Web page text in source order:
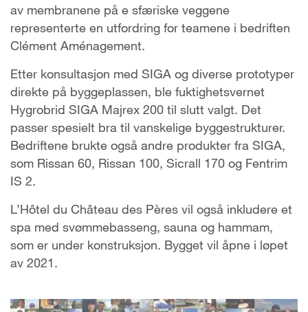
av membranene på e sfæriske veggene
representerte en utfordring for teamene i bedriften
Clément Aménagement.
Etter konsultasjon med SIGA og diverse prototyper
direkte på byggeplassen, ble fuktighetsvernet
Hygrobrid SIGA Majrex 200 til slutt valgt. Det
passer spesielt bra til vanskelige byggestrukturer.
Bedriftene brukte også andre produkter fra SIGA,
som Rissan 60, Rissan 100, Sicrall 170 og Fentrim
IS 2.
L’Hôtel du Château des Pères vil også inkludere et
spa med svømmebasseng, sauna og hammam,
som er under konstruksjon. Bygget vil åpne i løpet
av 2021.